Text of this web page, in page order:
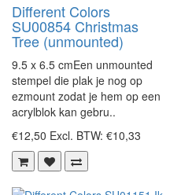
Different Colors
SU00854 Christmas
Tree (unmounted)
9.5 x 6.5 cmEen unmounted
stempel die plak je nog op
ezmount zodat je hem op een
acrylblok kan gebru..
€12,50 Excl. BTW: €10,33